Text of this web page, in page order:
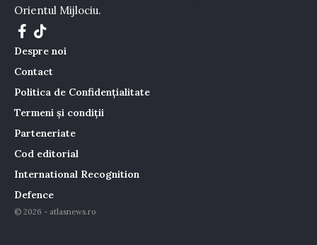
Orientul Mijlociu.
Despre noi
Contact
Politica de Confidențialitate
Termeni și condiții
Parteneriate
Cod editorial
International Recognition
Defence
© 2026 - atlasnews.ro